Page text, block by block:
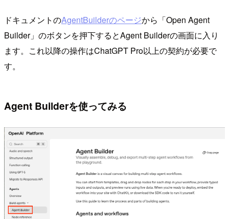
ドキュメントのAgentBuilderのページから「Open Agent
Builder」のボタンを押下するとAgent Builderの画面に入り
ます。これ以降の操作はChatGPT Pro以上の契約が必要で
す。
Agent Builderを使ってみる